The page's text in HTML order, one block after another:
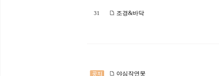
31 조경&바닥
야심작연못